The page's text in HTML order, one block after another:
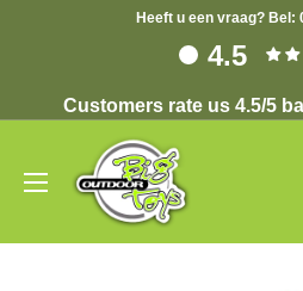
Heeft u een vraag? Bel:
4.5
Customers rate us 4.5/5